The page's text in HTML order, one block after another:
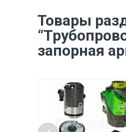
Товары
запорная